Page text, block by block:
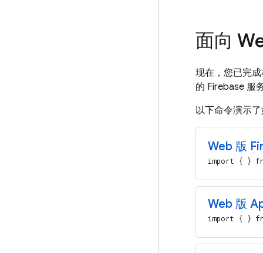
面向
现在，您已完
的 Firebase 服
以下命令演示
Web 版
import { }
Web 版
import { }